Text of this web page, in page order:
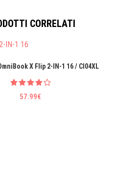
CORRELATI
X Flip 2-IN-1 16 / CI04XL
57.99€